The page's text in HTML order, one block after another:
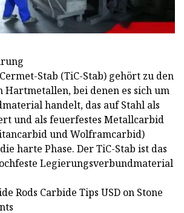
Stab (TiC-Stab) gehört zu den
Hartmetallen, bei denen es sich um
handelt, das auf Stahl als
und als feuerfestes Metallcarbid
und Wolframcarbid)
harte Phase. Der TiC-Stab ist das
Legierungsverbundmaterial